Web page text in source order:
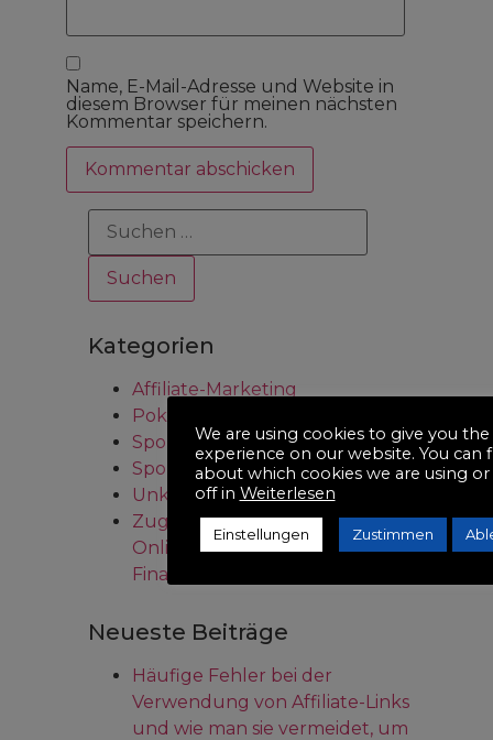
Name, E-Mail-Adresse und Website in
diesem Browser für meinen nächsten
Kommentar speichern.
Kategorien
Affiliate-Marketing
Poker
Sportliche Veranstaltungen
Sportwetten
Unkategorisiert
Zugehörigkeit zu Sportwetten,
Online-Glücksspielen und
Finanzen
Neueste Beiträge
Häufige Fehler bei der
Verwendung von Affiliate-Links
und wie man sie vermeidet, um
We are using cookies to give you
experience on our website. You can
about which cookies we are using
off in Weiterlesen
Einstellungen Zustimmen